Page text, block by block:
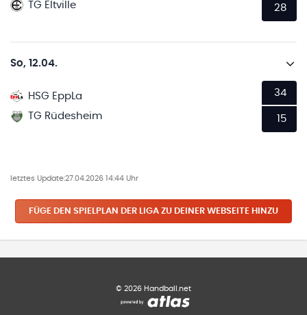
TG Eltville
28
So, 12.04.
HSG EppLa
TG Rüdesheim
34
15
letztes Update:27.04.2026 14:44 Uhr
FÜGE DEN SPIELPLAN DER LIGA ZU DEINER WEBSEITE HINZU
© 2026 Handball.net